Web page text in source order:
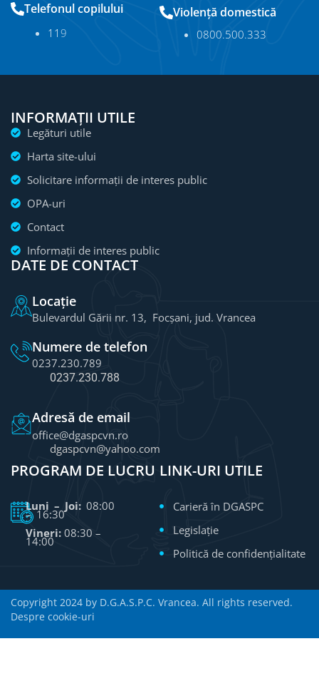
Telefonul copilului
11 9
Violență domestică
0800.500.333
INFORMAȚII UTILE
Legături utile
Harta site-ului
Solicitare informații de interes public
OPA-uri
Contact
Informații de interes public
DATE DE CONTACT
Locație
Bulevardul Gării nr. 13, Focșani, jud. Vrancea
Numere de telefon
0237.230.789
0237.230.788
Adresă de email
office@dgaspcvn.ro
dgaspcvn@yahoo.com
PROGRAM DE LUCRU
Luni – Joi: 08:00
– 16:30
Vineri: 08:30 –
14:00
LINK-URI UTILE
Carieră în DGASPC
Legislație
Politică de confidențialitate
Copyright 2024 by D.G.A.S.P.C. Vrancea. All rights reserved.
Despre cookie-uri